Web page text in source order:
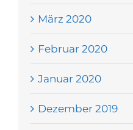
März 2020
Februar 2020
Januar 2020
Dezember 2019